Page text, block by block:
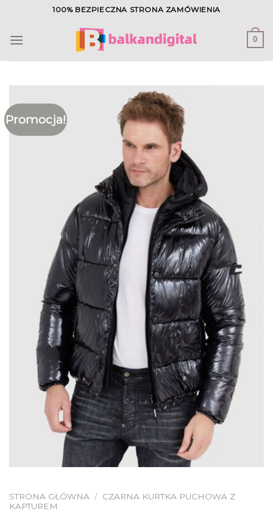
content
100% BEZPIECZNA STRONA ZAMÓWIENIA
0
Promocja!
STRONA GŁÓWNA / CZARNA KURTKA PUCHOWA Z
KAPTUREM